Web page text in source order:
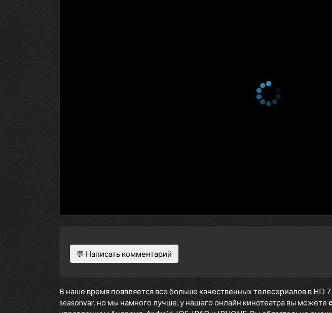
💬 Написать комментарий
В наше время появляется все больше качественных телесериалов в
seasonvar, но мы намного лучше, у нашего онлайн кинотеатра вы можете